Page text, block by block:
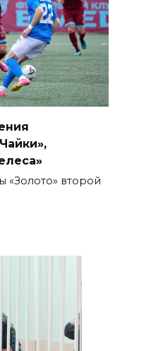
«Золото» второй